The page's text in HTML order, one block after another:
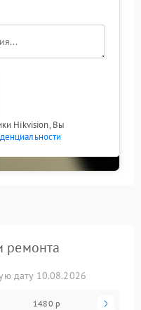
Hikvision, Вы
ремонта
дату 10.08.2026
1480 р